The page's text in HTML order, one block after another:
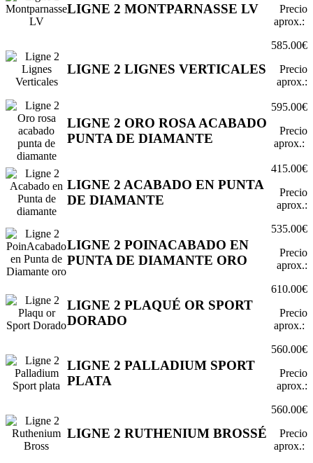
LIGNE 2 MONTPARNASSE LV
Precio
aprox.:
LIGNE 2 LIGNES VERTICALES
585.00€
Precio
aprox.:
LIGNE 2 ORO ROSA ACABADO
PUNTA DE DIAMANTE
595.00€
Precio
aprox.:
LIGNE 2 ACABADO EN PUNTA
DE DIAMANTE
415.00€
Precio
aprox.:
LIGNE 2 POINACABADO EN
PUNTA DE DIAMANTE ORO
535.00€
Precio
aprox.:
LIGNE 2 PLAQUÉ OR SPORT
DORADO
610.00€
Precio
aprox.:
LIGNE 2 PALLADIUM SPORT
PLATA
560.00€
Precio
aprox.:
LIGNE 2 RUTHENIUM BROSSÉ
560.00€
Precio
aprox.: